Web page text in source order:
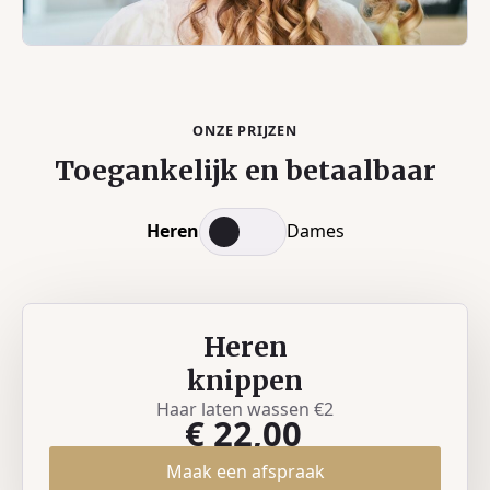
ONZE PRIJZEN
Toegankelijk en betaalbaar
Heren Dames
Heren
knippen
Haar laten wassen €2
€ 22,00
Maak een afspraak